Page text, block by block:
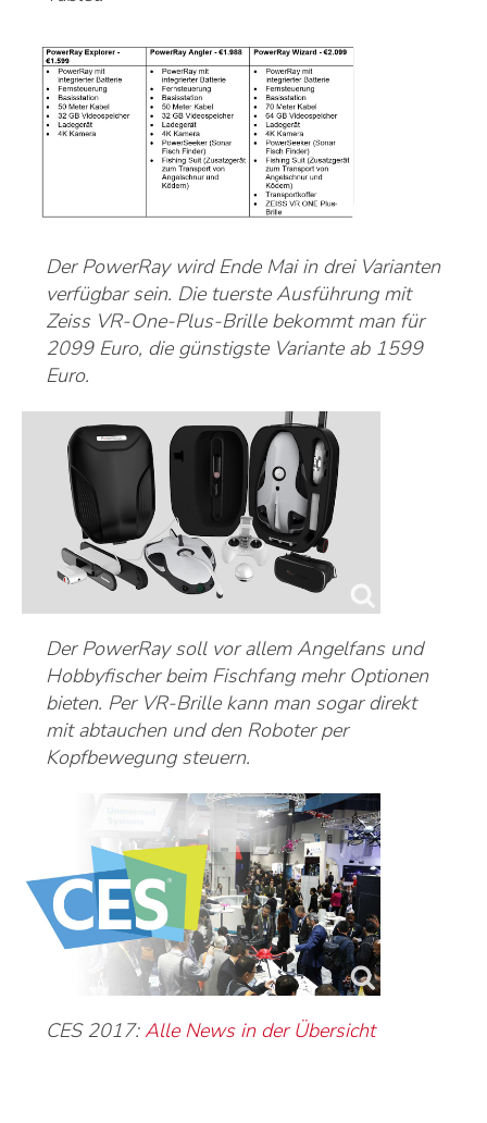
Der PowerRay wird Ende Mai in drei Varianten
verfügbar sein. Die tuerste Ausführung mit
Zeiss VR-One-Plus-Brille bekommt man für
2099 Euro, die günstigste Variante ab 1599
Euro.
Der PowerRay soll vor allem Angelfans und
Hobbyfischer beim Fischfang mehr Optionen
bieten. Per VR-Brille kann man sogar direkt
mit abtauchen und den Roboter per
Kopfbewegung steuern.
CES 2017:Alle News in der Übersicht